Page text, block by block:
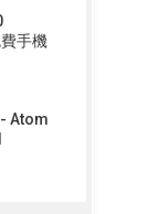
手機
Atom